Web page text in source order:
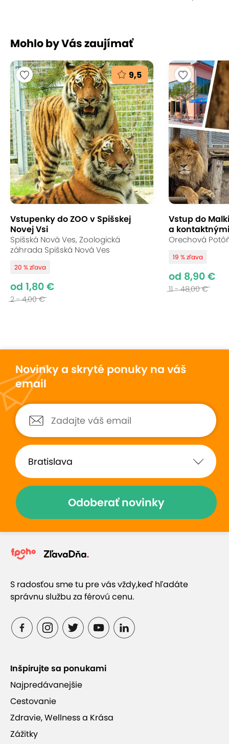
Mohlo by Vás zaujímať
9,5
Vstupenky do ZOO v Spišskej
Novej Vsi
Spišská Nová Ves, Zoologická
záhrada Spišská Nová Ves
20 % zľava
od 1,80 €
2 - 4,00 €
Vstup do
a
Orechová
19 % zľava
od 8,90 €
11 - 48,00 €
Novinky a skryté ponuky na váš
email
Odoberať novinky
S radosťou sme tu pre vás vždy,keď hľadáte
správnu službu za férovú cenu.
Inšpirujte sa ponukami
Najpredávanejšie
Cestovanie
Zdravie, Wellness a Krása
Zážitky